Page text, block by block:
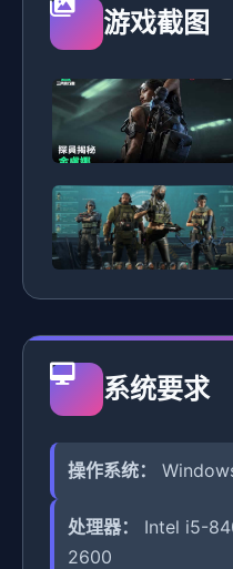
游戏截图
系统要求
操作系统：
处理器：
Intel i5-
2600